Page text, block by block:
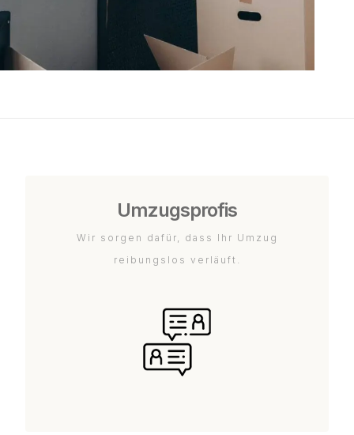
Umzugsprofis
Wir sorgen dafür, dass Ihr Umzug
reibungslos verläuft.